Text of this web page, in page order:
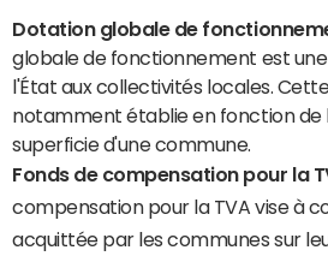
Dotation globale de
globale de fonctionnement est
l'État aux collectivités locales.
notamment établie en fonction de
superficie d'une commune.
Fonds de compensation pour la
compensation pour la TVA vise à
acquittée par les communes sur